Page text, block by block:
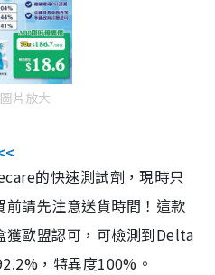
片放大
的快速測試劑，現時只
請先注意送貨時間！這款
獲歐盟認可，可檢測到Delta
，特異度100%。